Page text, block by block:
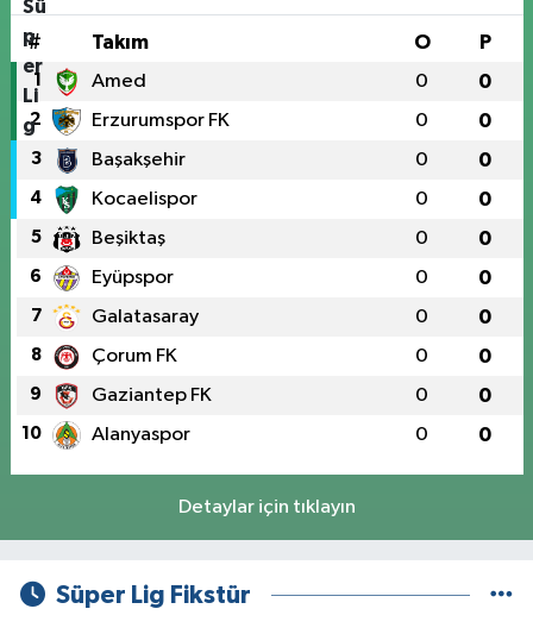
# Takım O P
1 Amed 0 0
2 Erzurumspor FK 0 0
3 Başakşehir 0 0
4 Kocaelispor 0 0
5 Beşiktaş 0 0
6 Eyüpspor 0 0
7 Galatasaray 0 0
8 Çorum FK 0 0
9 Gaziantep FK 0 0
10 Alanyaspor 0 0
Detaylar için tıklayın
Süper Lig Fikstür